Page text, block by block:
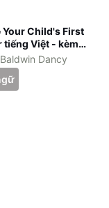
Your Child's First
tiếng Việt - kèm
Anh - eBook
pdf
Dancy